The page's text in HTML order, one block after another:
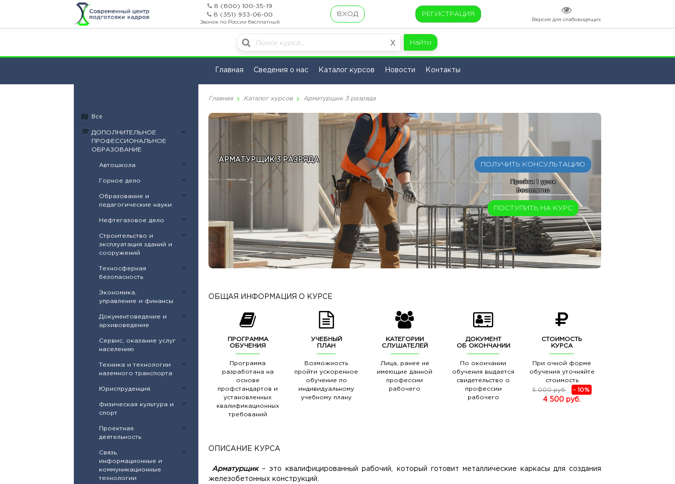
8 (800) 100-35-19
8 (351) 933-06-00
Звонок по России бесплатный
ВХОД РЕГИСТРАЦИЯ
Версия для слабовидящих
X Найти
Главная Сведения о нас Каталог курсов Новости Контакты
Все
ДОПОЛНИТЕЛЬНОЕ
ПРОФЕССИОНАЛЬНОЕ
ОБРАЗОВАНИЕ
Автошкола
Горное дело
Образование и
педагогические науки
Нефтегазовое дело
Строительство и
эксплуатация зданий и
сооружений
Техносферная
безопасность
Экономика,
управление и финансы
Документоведение и
архивоведение
Сервис, оказание услуг
населению
Техника и технологии
наземного транспорта
Юриспруденция
Физическая культура и
спорт
Проектная
деятельность
Связь,
информационные и
коммуникационные
технологии
Главная Каталог курсов Арматурщик 3 разряда
АРМАТУРЩИК 3 РАЗРЯДА
ПОЛУЧИТЬ КОНСУЛЬТАЦИЮ
Пройти 1 урок
бесплатно
ПОСТУПИТЬ НА КУРС
ОБЩАЯ ИНФОРМАЦИЯ О КУРСЕ
ПРОГРАММА
ОБУЧЕНИЯ
Программа
разработана на
основе
профстандартов и
установленных
квалификационных
требований
УЧЕБНЫЙ
ПЛАН
Возможность
пройти ускоренное
обучение по
индивидуальному
учебному плану
КАТЕГОРИИ
СЛУШАТЕЛЕЙ
Лица, ранее не
имеющие данной
профессии
рабочего
ДОКУМЕНТ
ОБ ОКОНЧАНИИ
По окончании
обучения выдается
свидетельство о
профессии
рабочего
СТОИМОСТЬ
КУРСА
При очной форме
обучения уточняйте
стоимость
5 000 руб.
- 10%
4 500 руб.
ОПИСАНИЕ КУРСА
Арматурщик– это квалифицированный рабочий, который готовит металлические каркасы для создания
железобетонных конструкций.